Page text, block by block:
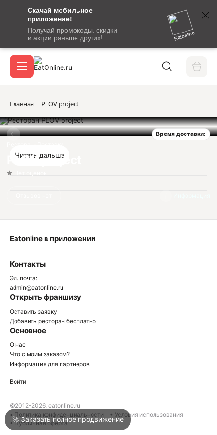
Скачай мобильное
приложение!
Получай промокоды, скидки
и акции раньше других!
Eatonline
сообщение
кодом
подтверждения
Акции
Войти
Написать в техподдержку
Главная PLOV project
Время доставки:
PLOV project
Читать дальше
Контакты
Эл. почта:
admin@eatonline.ru
Открыть франшизу
Оставить заявку
Добавить ресторан бесплатно
Основное
О нас
Что с моим заказом?
Информация для партнеров
Eatonline в приложении
Войти
©2012-2026, eatonline.ru
• Политика конфиденциальности
• Условия использования
• Публичная оферта
🚀 Заказать полное продвижение